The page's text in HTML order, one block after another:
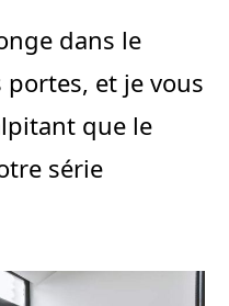
dans le
et je vous
que le
série